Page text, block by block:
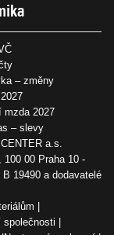
– změny
mzda 2027
– slevy
a.s.
00 Praha 10 -
19490 a dodavatelé
společnosti